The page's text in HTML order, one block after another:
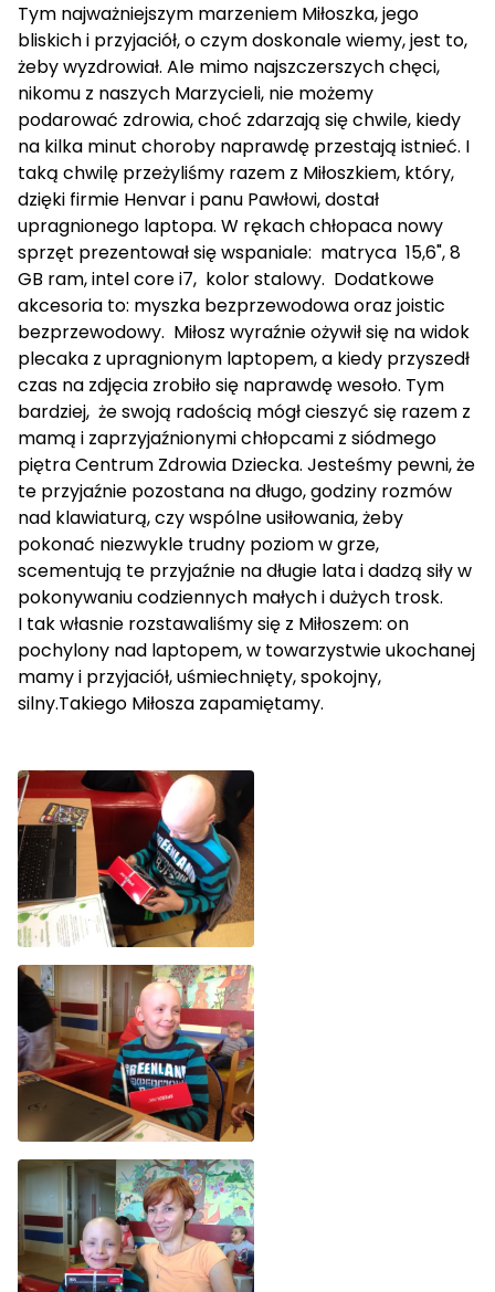
Tym najważniejszym marzeniem Miłoszka, jego
bliskich i przyjaciół, o czym doskonale wiemy, jest to,
żeby wyzdrowiał. Ale mimo najszczerszych chęci,
nikomu z naszych Marzycieli, nie możemy
podarować zdrowia, choć zdarzają się chwile, kiedy
na kilka minut choroby naprawdę przestają istnieć. I
taką chwilę przeżyliśmy razem z Miłoszkiem, który,
dzięki firmie Henvar i panu Pawłowi, dostał
upragnionego laptopa. W rękach chłopaca nowy
sprzęt prezentował się wspaniale: matryca 15,6", 8
GB ram, intel core i7, kolor stalowy. Dodatkowe
akcesoria to: myszka bezprzewodowa oraz joistic
bezprzewodowy. Miłosz wyraźnie ożywił się na widok
plecaka z upragnionym laptopem, a kiedy przyszedł
czas na zdjęcia zrobiło się naprawdę wesoło. Tym
bardziej, że swoją radością mógł cieszyć się razem z
mamą i zaprzyjaźnionymi chłopcami z siódmego
piętra Centrum Zdrowia Dziecka. Jesteśmy pewni, że
te przyjaźnie pozostana na długo, godziny rozmów
nad klawiaturą, czy wspólne usiłowania, żeby
pokonać niezwykle trudny poziom w grze,
scementują te przyjaźnie na długie lata i dadzą siły w
pokonywaniu codziennych małych i dużych trosk.
I tak własnie rozstawaliśmy się z Miłoszem: on
pochylony nad laptopem, w towarzystwie ukochanej
mamy i przyjaciół, uśmiechnięty, spokojny,
silny.Takiego Miłosza zapamiętamy.